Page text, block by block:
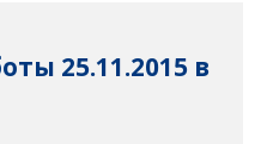
25.11.2015 в